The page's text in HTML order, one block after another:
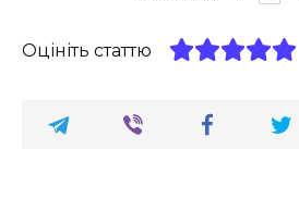
Оцініть статтю